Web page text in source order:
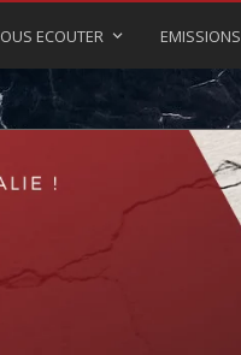
ECOUTER EMISSIONS